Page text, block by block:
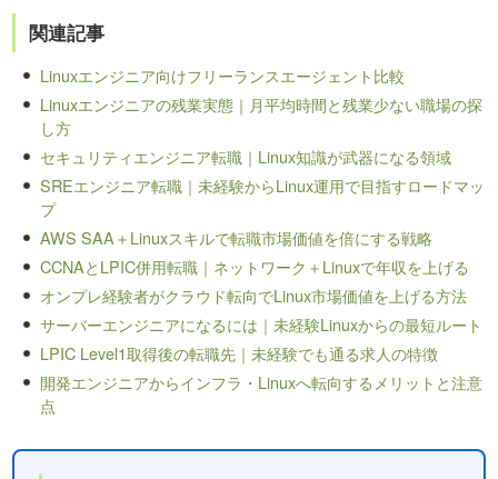
関連記事
Linuxエンジニア向けフリーランスエージェント比較
Linuxエンジニアの残業実態｜月平均時間と残業少ない職場の探
し方
セキュリティエンジニア転職｜Linux知識が武器になる領域
SREエンジニア転職｜未経験からLinux運用で目指すロードマッ
プ
AWS SAA＋Linuxスキルで転職市場価値を倍にする戦略
CCNAとLPIC併用転職｜ネットワーク＋Linuxで年収を上げる
オンプレ経験者がクラウド転向でLinux市場価値を上げる方法
サーバーエンジニアになるには｜未経験Linuxからの最短ルート
LPIC Level1取得後の転職先｜未経験でも通る求人の特徴
開発エンジニアからインフラ・Linuxへ転向するメリットと注意
点